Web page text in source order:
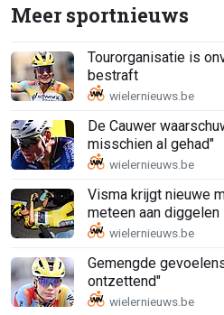
Meer sportnieuws
Tourorganisatie is
bestraft
De Cauwer
misschien al gehad"
Visma krijgt nieuwe
meteen aan diggelen
Gemengde
ontzettend"